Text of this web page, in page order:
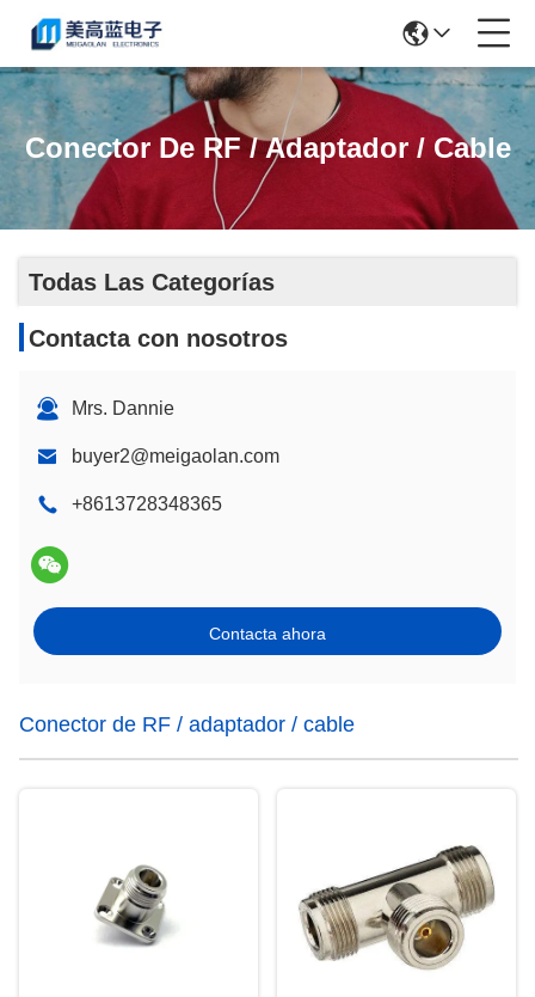
Conector De RF / Adaptador / Cable
Todas Las Categorías
Contacta con nosotros
Mrs. Dannie
buyer2@meigaolan.com
+8613728348365
Contacta ahora
Conector de RF / adaptador / cable